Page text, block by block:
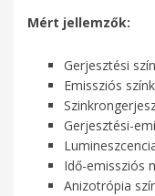
Mért jellemzők:
Gerjesztési
Emissziós
Gerjesztési-
Idő-emissziós
Anizotrópia